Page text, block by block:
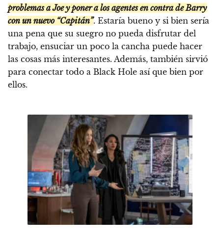
problemas a Joe y poner a los agentes en contra de Barry
con un nuevo “Capitán”. Estaría bueno y si bien sería
una pena que su suegro no pueda disfrutar del
trabajo, ensuciar un poco la cancha puede hacer
las cosas más interesantes. Además, también sirvió
para conectar todo a Black Hole así que bien por
ellos.